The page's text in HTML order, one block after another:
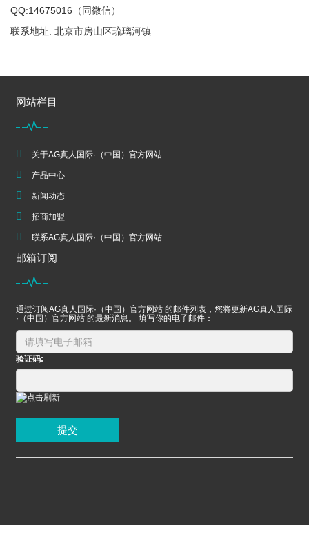
QQ:14675016（同微信）
联系地址: 北京市房山区琉璃河镇
网站栏目
关于AG真人国际·（中国）官方网站
产品中心
新闻动态
招商加盟
联系AG真人国际·（中国）官方网站
邮箱订阅
通过订阅AG真人国际·（中国）官方网站 的邮件列表，您将更新AG真人国际
·（中国）官方网站 的最新消息。 填写你的电子邮件：
验证码:
提交